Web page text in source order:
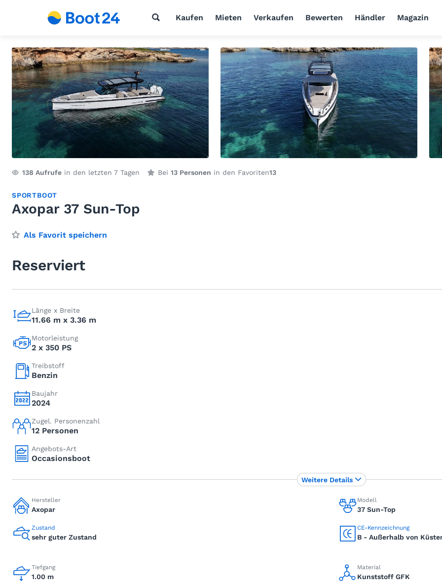
Kaufen Mieten Verkaufen Bewerten Händler Magazin
138 Aufrufe in den letzten 7 Tagen Bei 13 Personen in den Favoriten13
SPORTBOOT
Axopar 37 Sun-Top
Als Favorit speichern
Reserviert
Länge x Breite
11.66 m x 3.36 m
Motorleistung
2 x 350 PS
Treibstoff
Benzin
Baujahr
2024
Zugel. Personenzahl
12 Personen
Angebots-Art
Occasionsboot
Hersteller
Axopar
Modell
37 Sun-Top
Zustand
sehr guter Zustand
CE-Kennzeichnung
B - Außerhalb von
Tiefgang
1.00 m
Material
Kunststoff GFK
Weitere Details